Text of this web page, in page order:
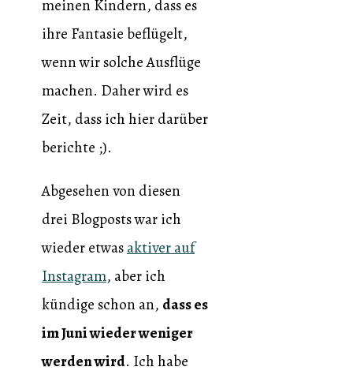
meinen Kindern, dass es
ihre Fantasie beflügelt,
wenn wir solche Ausflüge
machen. Daher wird es
Zeit, dass ich hier darüber
berichte ;).
Abgesehen von diesen
drei Blogposts war ich
wieder etwasaktiver auf
Instagram, aber ich
kündige schon an, dass es
im Juni wieder weniger
werden wird. Ich habe